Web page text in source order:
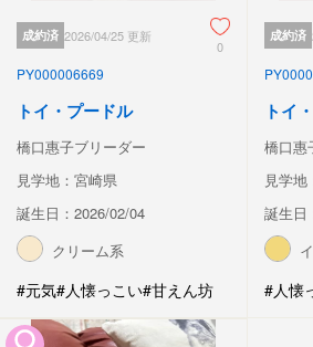
成約済 2026/04/25 更新
0
PY000006669
トイ・プードル
橋口惠子ブリーダー
見学地：宮崎県
誕生日：2026/02/04
クリーム系
#元気#人懐っこい#甘えん坊
成約済
トイ
橋口惠
見学地
誕生日
#人懐